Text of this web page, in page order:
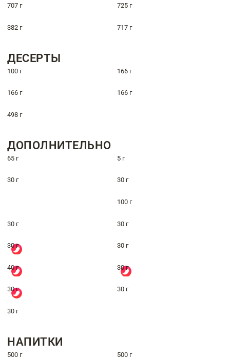
707 г 725 г
382 г 717 г
ДЕСЕРТЫ
100 г 166 г
166 г 166 г
498 г
ДОПОЛНИТЕЛЬНО
65 г 5 г
30 г 30 г
100 г
30 г 30 г
30 г 30 г
40 г 30 г
30 г 30 г
30 г
НАПИТКИ
500 г 500 г